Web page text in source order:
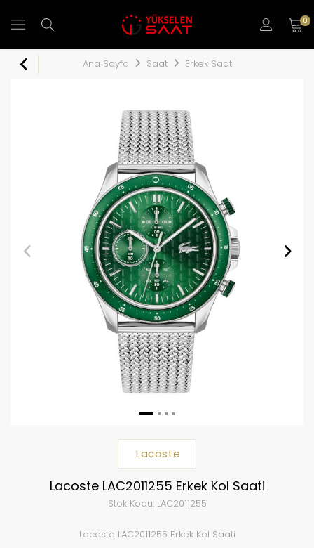
0
Ana Sayfa Saat Erkek Saat
Lacoste
Lacoste LAC2011255 Erkek Kol Saati
Stok Kodu:LAC2011255
Lacoste LAC2011255 Erkek Kol Saati